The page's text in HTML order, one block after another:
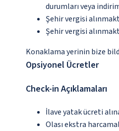
durumları veya
Şehir vergisi
Şehir vergisi
Konaklama yerinin bize
Opsiyonel Ücretler
Check-in Açıklamaları
İlave yatak ücreti
Olası ekstra